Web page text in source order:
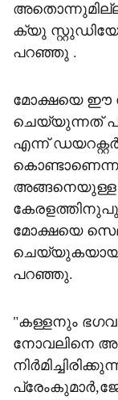
ക്യു
പറഞ്ഞു .
മോക്ഷയെ ഈ
ചെയ്യുന്നത്
എന്ന്
അങ്ങനെയുള്ള
മോക്ഷയെ
പറഞ്ഞു.
"കള്ളനും
നോവലിനെ